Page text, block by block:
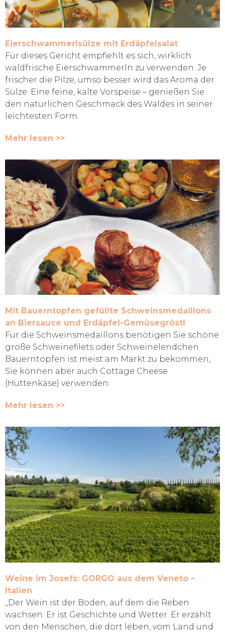
Eierschwammerlsülze mit Erdäpfelsalat
Für dieses Gericht empfiehlt es sich, wirklich
waldfrische Eierschwammerln zu verwenden. Je
frischer die Pilze, umso besser wird das Aroma der
Sülze. Eine feine, kalte Vorspeise – genießen Sie
den natürlichen Geschmack des Waldes in seiner
leichtesten Form.
Mehr lesen >>
Mit Bauerntopfen gefüllte Schweinsmedaillons
an Biersauce und Erdäpfel-Gemüsegröstl
Für die Schweinsmedaillons benötigen Sie schöne
große Schweinefilets oder Schweinelendchen.
Bauerntopfen ist meist am Markt zu bekommen,
Sie können aber auch Cottage Cheese
(Hüttenkäse) verwenden.
Mehr lesen >>
Weine im Josefs: GORGO aus dem Veneto –
Italien
„Der Wein ist der Boden, auf dem die Reben
wachsen. Er ist Geschichte und Wetter. Er erzählt
von den Menschen, die dort leben, vom Land und